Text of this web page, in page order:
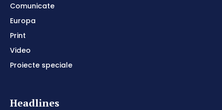
Comunicate
Europa
Print
Video
Proiecte speciale
Headlines